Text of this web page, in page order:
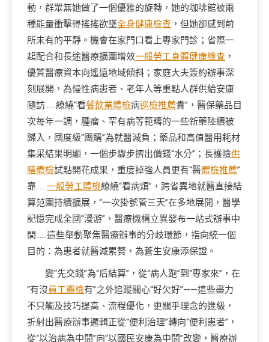
動，群眾無她做了一個優雅的旋轉，她的咖啡館被兩
種能量衝擊得搖搖欲墜全身健康檢查 ，但她卻感到前
所未有的平靜。機會在家門口看上專家門診；省際一
起配合和長途醫療擴圍增效一般勞工身體健康檢查 ，
優質醫療資本向遙遠地域傾斜；家庭大夫簽約辦事深
刻展開，為慢性病患者、老年人等重點人群供給安康
隨訪……繚繞“看餐飲業體檢病巡檢推薦貴”，醫保藥品目
次每年一調，腫瘤、罕有病等範疇的一些新藥陸續被
歸入，國度級“團購”為就醫減負；藥品和高值醫用耗材
集采結果明顯，一個步驟步擠出價錢“水分”；長護險供
膳體檢試點開花成果，重度掉強人員更有“醫體檢推薦”
靠……一般勞工體檢繚繞“看病煩”，跨省異地就醫直接結
算范圍持續擴展，“一次掛號管三天”在多地展開，醫學
記憶完成全國“漫游”，醫療機構立異發布一站式辦事中
間……這些舉動聚焦醫療辦事的分歧環節，指向統一個
目的：為患者就醫減累贅，為蒼生安康添保證。
變“先交錢”為“后結算”，從“病人跑”到“專家來”，在
“有沒員工體檢有”之外追蹤關心“好欠好”——這些盡力
不只觸及技巧提高、流程優化，更關乎理念的進級，
折射出醫療辦事邏輯正從“便利治理”轉向“便利患者”，
從“以治病為中間”向“以國民安康為中間”改變，醫療辦